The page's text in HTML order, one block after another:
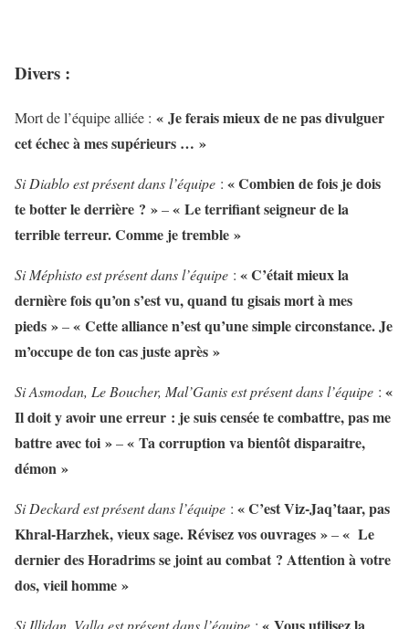
Divers :
Mort de l’équipe alliée : « Je ferais mieux de ne pas divulguer
cet échec à mes supérieurs … »
Si Diablo est présent dans l’équipe : « Combien de fois je dois
te botter le derrière ? »–« Le terrifiant seigneur de la
terrible terreur. Comme je tremble »
Si Méphisto est présent dans l’équipe : « C’était mieux la
dernière fois qu’on s’est vu, quand tu gisais mort à mes
pieds »–« Cette alliance n’est qu’une simple circonstance. Je
m’occupe de ton cas juste après »
Si Asmodan, Le Boucher, Mal’Ganis est présent dans l’équipe : «
Il doit y avoir une erreur : je suis censée te combattre, pas me
battre avec toi »–« Ta corruption va bientôt disparaitre,
démon »
Si Deckard est présent dans l’équipe : « C’est Viz-Jaq’taar, pas
Khral-Harzhek, vieux sage. Révisez vos ouvrages »–« Le
dernier des Horadrims se joint au combat ? Attention à votre
dos, vieil homme »
Si Illidan, Valla est présent dans l’équipe : « Vous utilisez la